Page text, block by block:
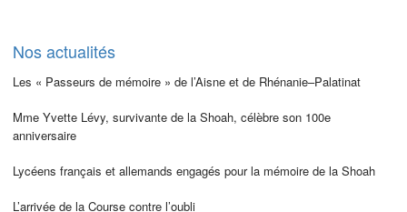
Nos actualités
Les « Passeurs de mémoire » de l’Aisne et de Rhénanie–Palatinat
Mme Yvette Lévy, survivante de la Shoah, célèbre son 100e
anniversaire
Lycéens français et allemands engagés pour la mémoire de la Shoah
L’arrivée de la Course contre l’oubli